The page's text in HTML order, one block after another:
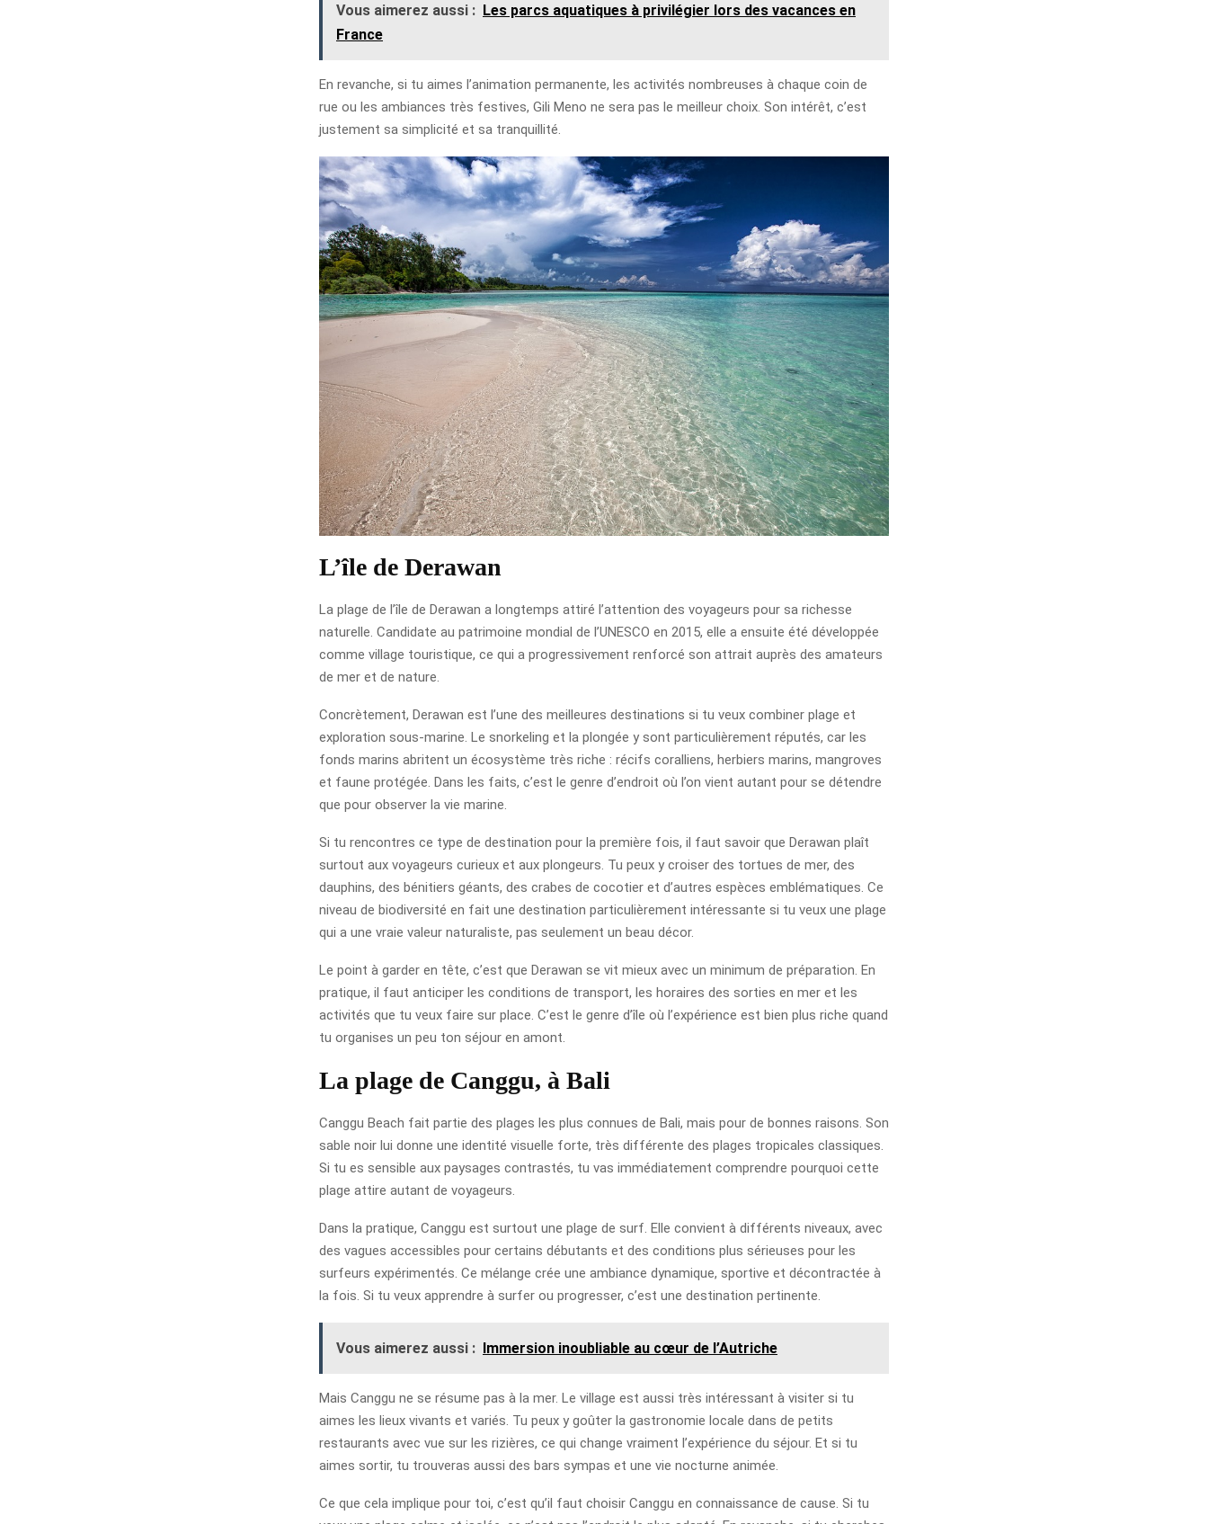
Vous aimerez aussi : Les parcs aquatiques à privilégier lors des vacances en
France
En revanche, si tu aimes l’animation permanente, les activités nombreuses à chaque coin de
rue ou les ambiances très festives, Gili Meno ne sera pas le meilleur choix. Son intérêt, c’est
justement sa simplicité et sa tranquillité.
L’île de Derawan
La plage de l’île de Derawan a longtemps attiré l’attention des voyageurs pour sa richesse
naturelle. Candidate au patrimoine mondial de l’UNESCO en 2015, elle a ensuite été développée
comme village touristique, ce qui a progressivement renforcé son attrait auprès des amateurs
de mer et de nature.
Concrètement, Derawan est l’une des meilleures destinations si tu veux combiner plage et
exploration sous-marine. Le snorkeling et la plongée y sont particulièrement réputés, car les
fonds marins abritent un écosystème très riche : récifs coralliens, herbiers marins, mangroves
et faune protégée. Dans les faits, c’est le genre d’endroit où l’on vient autant pour se détendre
que pour observer la vie marine.
Si tu rencontres ce type de destination pour la première fois, il faut savoir que Derawan plaît
surtout aux voyageurs curieux et aux plongeurs. Tu peux y croiser des tortues de mer, des
dauphins, des bénitiers géants, des crabes de cocotier et d’autres espèces emblématiques. Ce
niveau de biodiversité en fait une destination particulièrement intéressante si tu veux une plage
qui a une vraie valeur naturaliste, pas seulement un beau décor.
Le point à garder en tête, c’est que Derawan se vit mieux avec un minimum de préparation. En
pratique, il faut anticiper les conditions de transport, les horaires des sorties en mer et les
activités que tu veux faire sur place. C’est le genre d’île où l’expérience est bien plus riche quand
tu organises un peu ton séjour en amont.
La plage de Canggu, à Bali
Canggu Beach fait partie des plages les plus connues de Bali, mais pour de bonnes raisons. Son
sable noir lui donne une identité visuelle forte, très différente des plages tropicales classiques.
Si tu es sensible aux paysages contrastés, tu vas immédiatement comprendre pourquoi cette
plage attire autant de voyageurs.
Dans la pratique, Canggu est surtout une plage de surf. Elle convient à différents niveaux, avec
des vagues accessibles pour certains débutants et des conditions plus sérieuses pour les
surfeurs expérimentés. Ce mélange crée une ambiance dynamique, sportive et décontractée à
la fois. Si tu veux apprendre à surfer ou progresser, c’est une destination pertinente.
Vous aimerez aussi : Immersion inoubliable au cœur de l’Autriche
Mais Canggu ne se résume pas à la mer. Le village est aussi très intéressant à visiter si tu
aimes les lieux vivants et variés. Tu peux y goûter la gastronomie locale dans de petits
restaurants avec vue sur les rizières, ce qui change vraiment l’expérience du séjour. Et si tu
aimes sortir, tu trouveras aussi des bars sympas et une vie nocturne animée.
Ce que cela implique pour toi, c’est qu’il faut choisir Canggu en connaissance de cause. Si tu